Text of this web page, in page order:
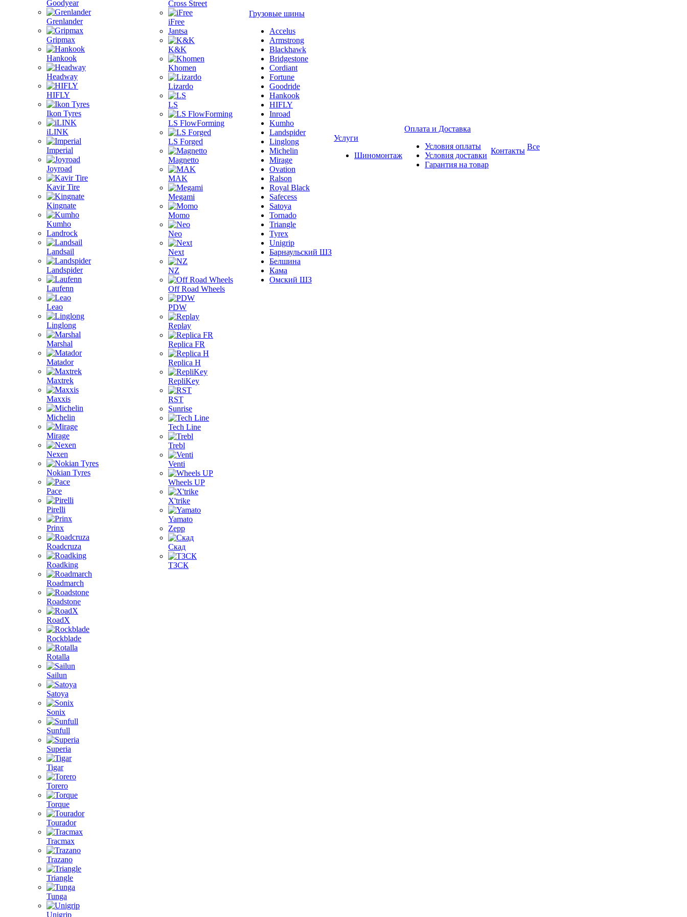
Goodyear
Grenlander
Gripmax
Hankook
Headway
HIFLY
Ikon Tyres
iLINK
Imperial
Joyroad
Kavir Tire
Kingnate
Kumho
Landrock
Landsail
Landspider
Laufenn
Leao
Linglong
Marshal
Matador
Maxtrek
Maxxis
Michelin
Mirage
Nexen
Nokian Tyres
Pace
Pirelli
Prinx
Roadcruza
Roadking
Roadmarch
Roadstone
RoadX
Rockblade
Rotalla
Sailun
Satoya
Sonix
Sunfull
Superia
Tigar
Torero
Torque
Tourador
Tracmax
Trazano
Triangle
Tunga
Unigrip
Cross Street
iFree
Jantsa
K&K
Khomen
Lizardo
LS
LS FlowForming
LS Forged
Magnetto
MAK
Megami
Momo
Neo
Next
NZ
Off Road Wheels
PDW
Replay
Replica FR
Replica H
RepliKey
RST
Sunrise
Tech Line
Trebl
Venti
Wheels UP
X'trike
Yamato
Zepp
Скад
ТЗСК
Грузовые шины
Accelus
Armstrong
Blackhawk
Bridgestone
Cordiant
Fortune
Goodride
Hankook
HIFLY
Inroad
Kumho
Landspider
Linglong
Michelin
Mirage
Ovation
Ralson
Royal Black
Safecess
Satoya
Tornado
Triangle
Tyrex
Unigrip
Барнаульский ШЗ
Белшина
Кама
Омский ШЗ
Услуги
Шиномонтаж
Оплата и Доставка
Условия оплаты
Условия доставки
Гарантия на товар
Контакты Все